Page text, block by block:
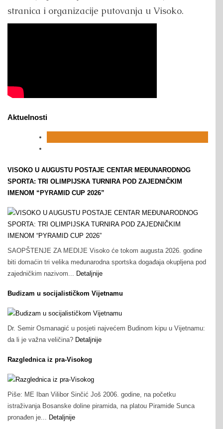
stranica i organizacije putovanja u Visoko.
Aktuelnosti
VISOKO U AUGUSTU POSTAJE CENTAR MEĐUNARODNOG
SPORTA: TRI OLIMPIJSKA TURNIRA POD ZAJEDNIČKIM
IMENOM “PYRAMID CUP 2026”
SAOPŠTENJE ZA MEDIJE Visoko će tokom augusta 2026. godine
biti domaćin tri velika međunarodna sportska događaja okupljena pod
zajedničkim nazivom... Detaljnije
Budizam u socijalističkom Vijetnamu
Dr. Semir Osmanagić u posjeti najvećem Budinom kipu u Vijetnamu:
da li je važna veličina? Detaljnije
Razglednica iz pra-Visokog
Piše: ME Iban Vilibor Sinčić Još 2006. godine, na početku
istraživanja Bosanske doline piramida, na platou Piramide Sunca
pronađen je...
Detaljnije